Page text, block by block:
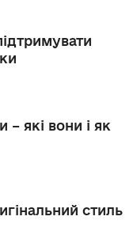
– які вони і як
стиль